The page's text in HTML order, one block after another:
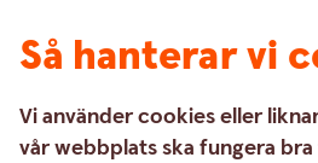
Så hanterar vi
Vi använder cookies eller
vår webbplats ska fungera